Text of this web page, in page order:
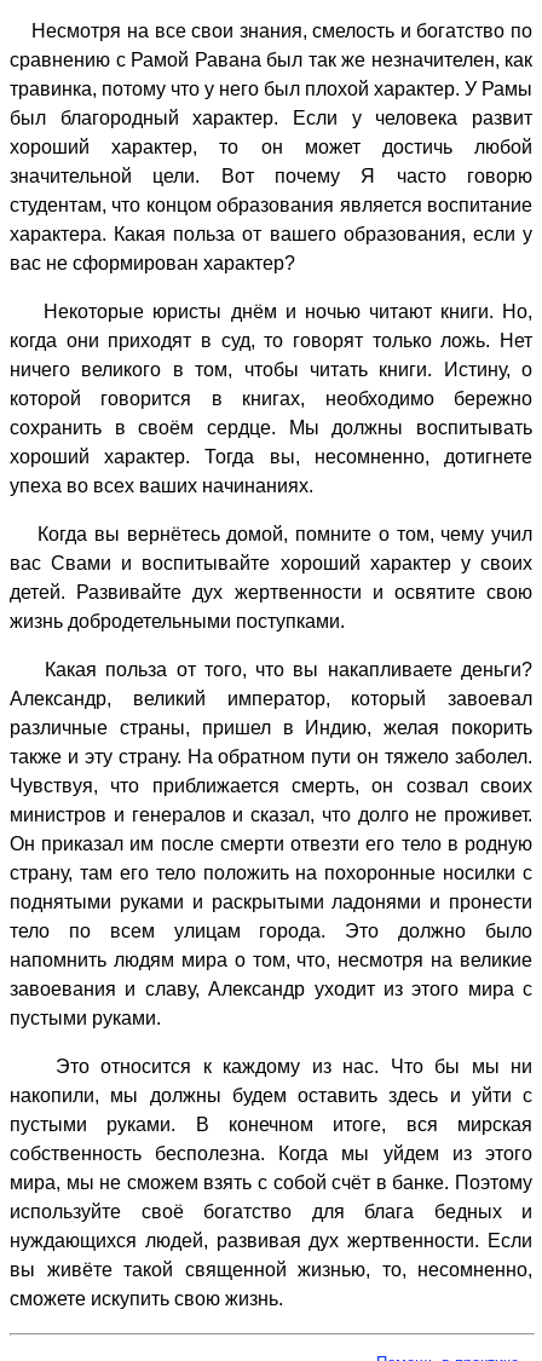
Несмотря на все свои знания, смелость и богатство по
сравнению с Рамой Равана был так же незначителен, как
травинка, потому что у него был плохой характер. У Рамы
был благородный характер. Если у человека развит
хороший характер, то он может достичь любой
значительной цели. Вот почему Я часто говорю
студентам, что концом образования является воспитание
характера. Какая польза от вашего образования, если у
вас не сформирован характер?
Некоторые юристы днём и ночью читают книги. Но,
когда они приходят в суд, то говорят только ложь. Нет
ничего великого в том, чтобы читать книги. Истину, о
которой говорится в книгах, необходимо бережно
сохранить в своём сердце. Мы должны воспитывать
хороший характер. Тогда вы, несомненно, дотигнете
упеха во всех ваших начинаниях.
Когда вы вернётесь домой, помните о том, чему учил
вас Свами и воспитывайте хороший характер у своих
детей. Развивайте дух жертвенности и освятите свою
жизнь добродетельными поступками.
Какая польза от того, что вы накапливаете деньги?
Александр, великий император, который завоевал
различные страны, пришел в Индию, желая покорить
также и эту страну. На обратном пути он тяжело заболел.
Чувствуя, что приближается смерть, он созвал своих
министров и генералов и сказал, что долго не проживет.
Он приказал им после смерти отвезти его тело в родную
страну, там его тело положить на похоронные носилки с
поднятыми руками и раскрытыми ладонями и пронести
тело по всем улицам города. Это должно было
напомнить людям мира о том, что, несмотря на великие
завоевания и славу, Александр уходит из этого мира с
пустыми руками.
Это относится к каждому из нас. Что бы мы ни
накопили, мы должны будем оставить здесь и уйти с
пустыми руками. В конечном итоге, вся мирская
собственность бесполезна. Когда мы уйдем из этого
мира, мы не сможем взять с собой счёт в банке. Поэтому
используйте своё богатство для блага бедных и
нуждающихся людей, развивая дух жертвенности. Если
вы живёте такой священной жизнью, то, несомненно,
сможете искупить свою жизнь.